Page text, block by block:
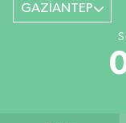
GAZİANTEP